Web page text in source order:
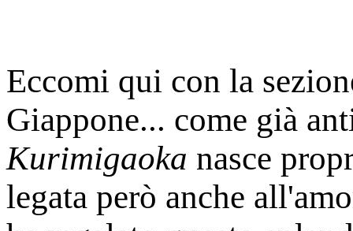
Eccomi qui con la
Giappone... come già
Kurimigaoka nasce
legata però anche